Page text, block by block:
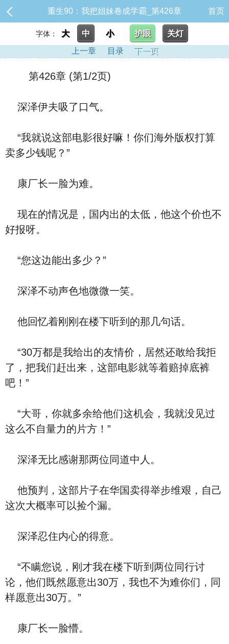
重生90：我把姐妹卷成学霸_第426章 首页
字体： 大 中 小 护眼
关灯
上一章
目录 下一页
第426章 (第1/2页)
深泽伊夫吸了口气。
“我就说这部电影很好嘛！你们海外版权打算
卖多少钱呢？”
康厂长一脸为难。
现在的情况是，国内出的太低，他这个价也不
好报呀。
“您这边能出多少？”
深泽不动声色地微微一笑。
他回忆着刚刚在楼下听到的那几句话。
“30万都是我给出的友情价，居然还敢给我拒
了，把我们赶出来，这部电影就等着赔掉底裤
吧！”
“大哥，你就多余给他们这机会，我就没见过
这么不自量力的片方！”
深泽无比感谢那两位同道中人。
他预判，这部片子在华国卖得举步维艰，自己
这次大概率可以捡个漏。
深泽忍住内心的得意。
“不瞒您说，刚才我在楼下听到两位同行讨
论，他们既然愿意出30万，我也不为难你们，同
样愿意出30万。”
康厂长一脸懵。